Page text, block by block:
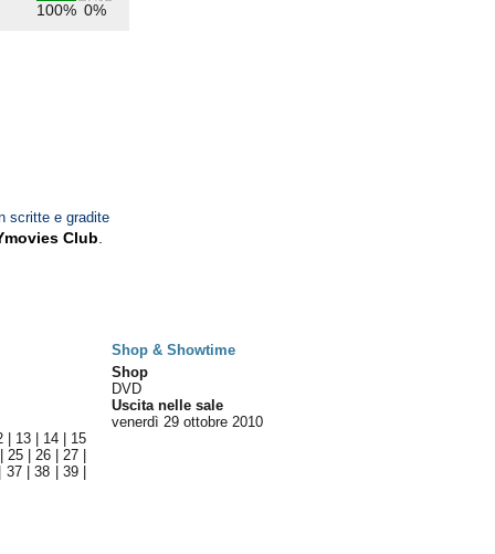
100% 0%
scritte e gradite
Club
Shop & Showtime
| 13| 14
15
|25 |26 |27
37|38 39|
Shop
DVD
Uscita nelle sale
venerdì 29 ottobre 2010